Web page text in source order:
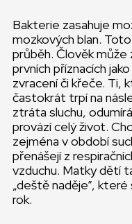
Bakterie zasahuje
mozkových blan.
průběh. Člověk
prvních příznacích
zvracení či křeče. Ti,
častokrát trpí na
ztráta sluchu,
provází celý život.
zejména v období
přenášejí z
vzduchu. Matky dětí
„deště naděje”,
rok.